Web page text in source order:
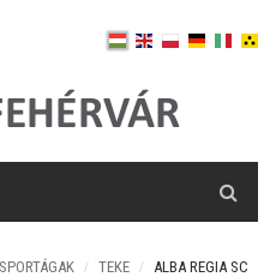
TEKE ALBA REGIA SC